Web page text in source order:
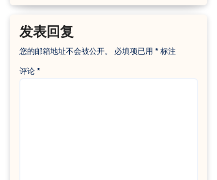
发表回复
您的邮箱地址不会被公开。 必填项已用 *标注
评论 *